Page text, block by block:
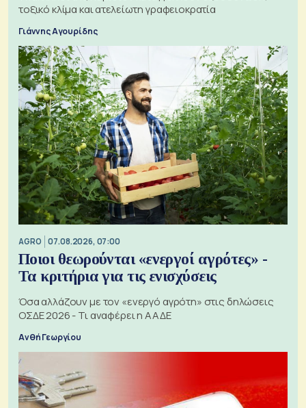
τοξικό κλίμα και ατελείωτη γραφειοκρατία
Γιάννης Αγουρίδης
AGRO 07.08.2026, 07:00
Ποιοι θεωρούνται «ενεργοί αγρότες» -
Τα κριτήρια για τις ενισχύσεις
Όσα αλλάζουν με τον «ενεργό αγρότη» στις δηλώσεις
ΟΣΔΕ 2026 - Τι αναφέρει η ΑΑΔΕ
Ανθή Γεωργίου